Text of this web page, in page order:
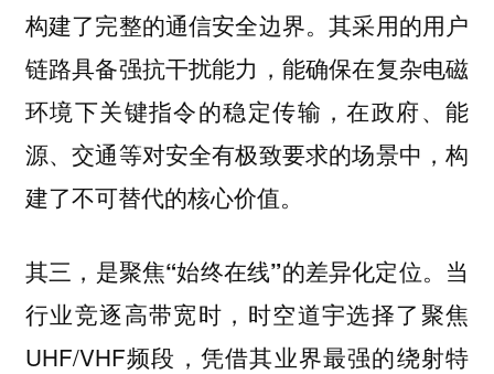
构建了完整的通信安全边界。其采用的用户
链路具备强抗干扰能力，能确保在复杂电磁
环境下关键指令的稳定传输，在政府、能
源、交通等对安全有极致要求的场景中，构
建了不可替代的核心价值。
其三，是聚焦“始终在线”的差异化定位。 当
行业竞逐高带宽时，时空道宇选择了聚焦
UHF/VHF频段，凭借其业界最强的绕射特